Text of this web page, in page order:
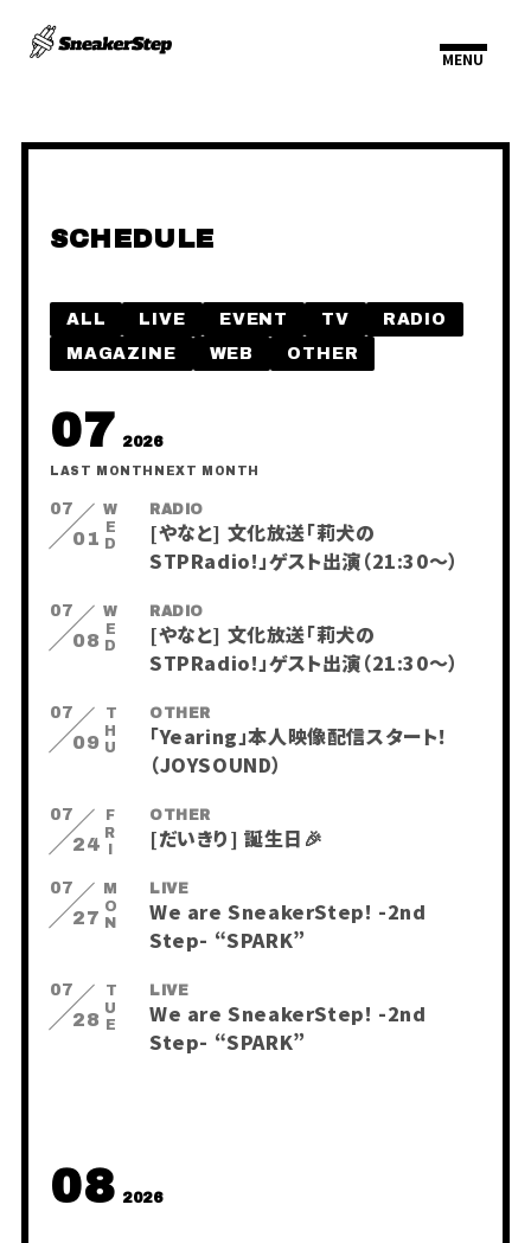
SCHEDULE
PROFILE
VIDEO
DISCOGRAPHY
会員登録 ログイン
MOVIE
BLOG
Q&A
SCHEDULE
ALL LIVE EVENT TV
RADIO
MAGAZINE
WEB OTHER
07 2026
LAST MONTH NEXT MONTH
07
01 WED RADIO
[やなと] 文化放送「莉犬の
STPRadio!」ゲスト出演（21:30〜）
07
08 WED RADIO
[やなと] 文化放送「莉犬の
STPRadio!」ゲスト出演（21:30〜）
07
09 THU OTHER
「Yearing」本人映像配信スタート！
（JOYSOUND）
07
24 FRI OTHER
[だいきり] 誕生日🎉
07
27 MON LIVE
We are SneakerStep! -2nd
Step- “SPARK”
07
28 TUE LIVE
We are SneakerStep! -2nd
Step- “SPARK”
08 2026